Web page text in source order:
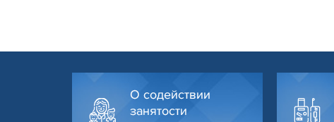
О содействии
занятости